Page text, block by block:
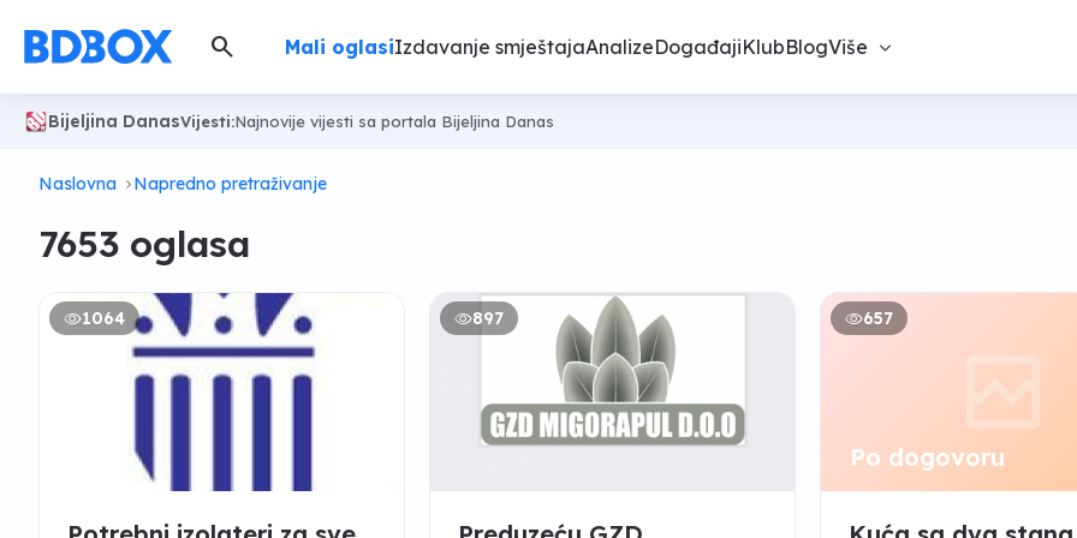
search Mali oglasiIzdavanje smještajaAnalizeDogađajiKlubBlogViše
Bijeljina DanasVijesti:Najnovije vijesti sa portala Bijeljina Danas
Naslovna Napredno pretraživanje
7653 oglasa
1064 897 657
Po dogovoru